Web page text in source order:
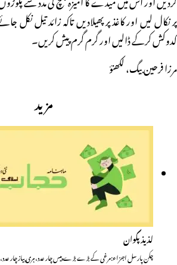
پر نکال لیں اور کاغذ پر پھیلادیں تاکہ زائد تیل نکل
کدوکش کرکے ڈالیں اور گرم گرم پیش کریں۔
مرزا فرحین بیگ، لکھنؤ
مزید
لذیذ پکوان
چکن پارسل اجزاء:مرغی کے بڑے بڑے پیس چار عدد، ہری پیاز چار